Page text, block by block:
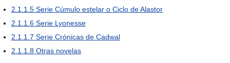
2.1.1.5 Serie Cúmulo estelar o Ciclo de Alastor
2.1.1.6 Serie Lyonesse
2.1.1.7 Serie Crónicas de Cadwal
2.1.1.8 Otras novelas